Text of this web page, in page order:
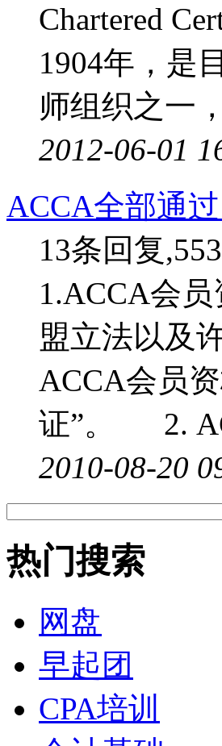
Chartered
1904年，是
师组织之一
2012-06-01
ACCA全部通
13条回复
1.ACCA会
盟立法以及
ACCA会员
证”。 2.
2010-08-20
热门搜索
网盘
早起团
CPA培训